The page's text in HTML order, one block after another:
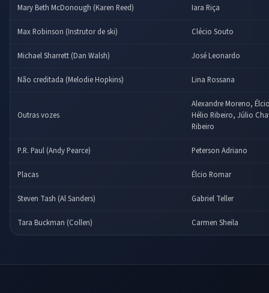
Mary Beth McDonough (Karen Reed) Iara Riça
Max Robinson (Instrutor de ski) Clécio Souto
Michael Sharrett (Dan Walsh) José Leonardo
Não creditada (Melodie Hopkins) Lina Rossana
Outras vozes
Alexandre Moreno,
Hélio Ribeiro, Júlio
Ribeiro
P.R. Paul (Andy Pearce) Peterson Adriano
Placas Élcio Romar
Steven Tash (Al Sanders) Gabriel Teller
Tara Buckman (Collen) Carmen Sheila